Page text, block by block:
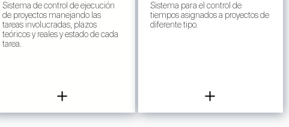
Sistema de control de ejecución
de proyectos manejando las
tareas involucradas, plazos
teóricos y reales y estado de cada
tarea.
Sistema para el control de
tiempos asignados a proyectos de
diferente tipo.